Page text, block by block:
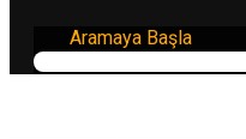
Aramaya Başla